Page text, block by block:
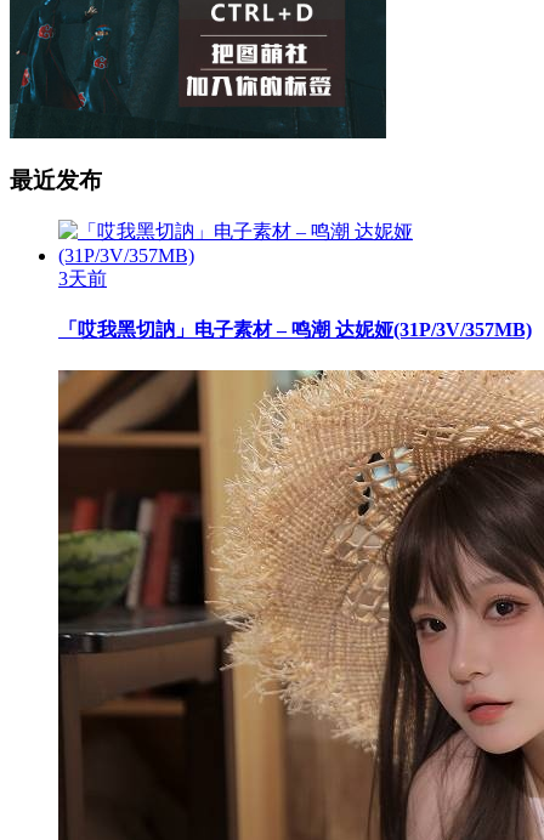
最近发布
3天前
「哎我黑切訥」电子素材 – 鸣潮 达妮娅(31P/3V/357MB)